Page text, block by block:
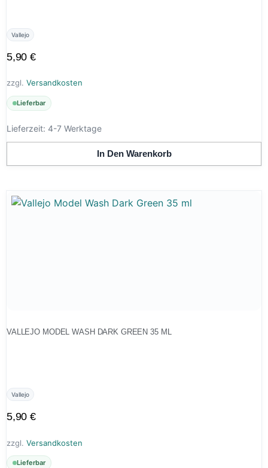
Vallejo
5,90€
zzgl. Versandkosten
Lieferbar
Lieferzeit: 4-7 Werktage
In Den Warenkorb
VALLEJO MODEL WASH DARK GREEN 35 ML
Vallejo
5,90€
zzgl. Versandkosten
Lieferbar